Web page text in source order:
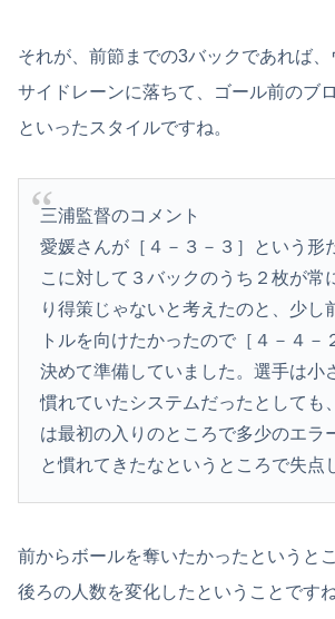
それが、前節までの3バックであれば
サイドレーンに落ちて、ゴール前のブ
といったスタイルですね。
三浦監督のコメント
愛媛さんが［４－３－３］という形
こに対して３バックのうち２枚が常
り得策じゃないと考えたのと、少し
トルを向けたかったので［４－４－
決めて準備していました。選手は小
慣れていたシステムだったとしても
は最初の入りのところで多少のエラ
と慣れてきたなというところで失点
前からボールを奪いたかったというと
後ろの人数を変化したということですね